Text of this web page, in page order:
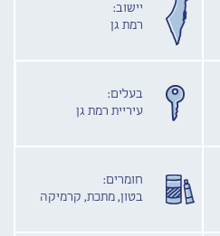
יישוב:
רמת גן
בעלים:
עיריית רמת גן
חומרים:
בטון, מתכת, קרמיקה